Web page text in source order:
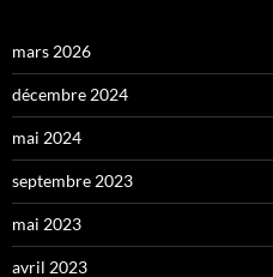
mars 2026
décembre 2024
mai 2024
septembre 2023
mai 2023
avril 2023